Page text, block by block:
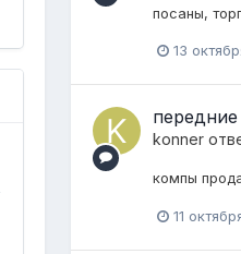
посаны,
13
konner
компы
11